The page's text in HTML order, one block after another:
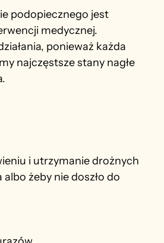
podopiecznego jest
medycznej.
ponieważ każda
najczęstsze stany nagłe
i utrzymanie drożnych
żeby nie doszło do